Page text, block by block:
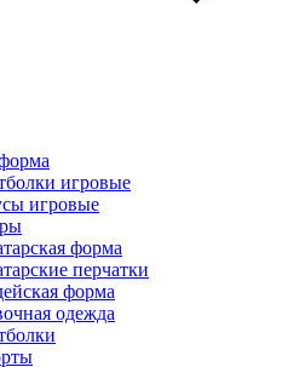
игровые
игровые
форма
перчатки
форма
одежда